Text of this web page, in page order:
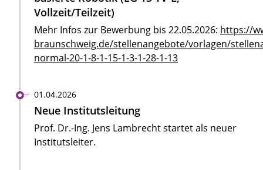
Vollzeit/Teilzeit)
Mehr Infos zur Bewerbung bis 22.05.2026: https://
braunschweig.de/stellenangebote/vorlagen/
normal-20-1-8-1-15-1-3-1-28-1-13
01.04.2026
Neue Institutsleitung
Prof. Dr.-Ing. Jens Lambrecht startet als neuer
Institutsleiter.